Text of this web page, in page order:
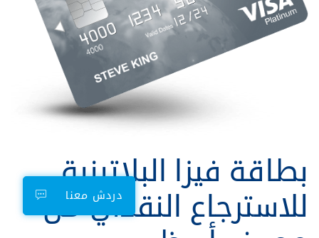
بطاقة فيزا البلاتينية
للاسترجاع النقدي من
دردش معنا